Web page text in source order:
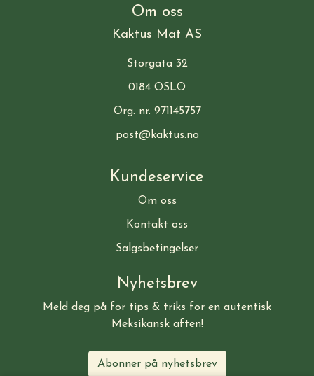
Om oss
Kaktus Mat AS
Storgata 32
0184 OSLO
Org. nr. 971145757
post@kaktus.no
Kundeservice
Om oss
Kontakt oss
Salgsbetingelser
Nyhetsbrev
Meld deg på for tips & triks for en autentisk
Meksikansk aften!
Abonner på nyhetsbrev